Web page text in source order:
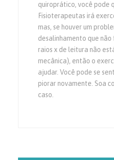
quiroprático, você pode
Fisioterapeutas irá
mas, se houver um
desalinhamento que
raios x de leitura não
mecânica), então o
ajudar. Você pode se
piorar novamente. Soa
caso.